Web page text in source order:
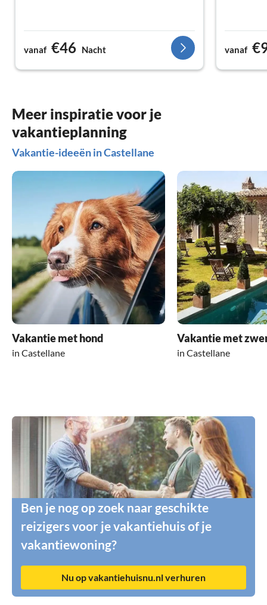
vanaf €46 Nacht vanaf
Meer inspiratie voor je
vakantieplanning
Vakantie-ideeën in Castellane
Vakantie met hond
in Castellane
Vakantie met
in Castellane
Ben je nog op zoek naar geschikte
reizigers voor je vakantiehuis of je
vakantiewoning?
Nu op vakantiehuisnu.nl verhuren